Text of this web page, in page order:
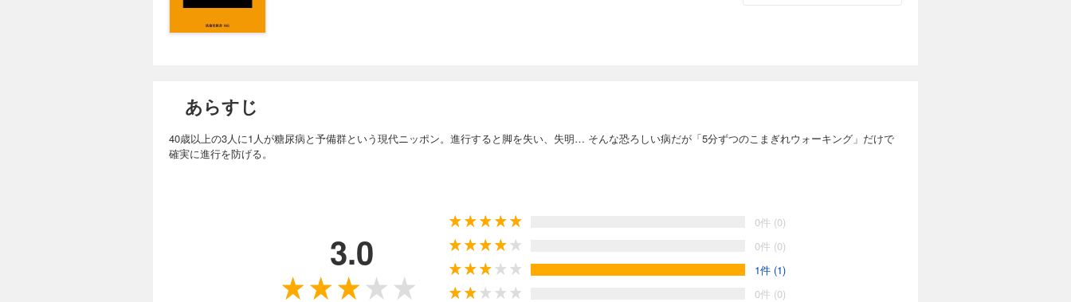
あらすじ
40歳以上の3人に1人が糖尿病と予備群という現代ニッポン。進行すると脚を失い、失明… そんな恐ろしい病だが「5分ずつのこまぎれウォーキング」だけで
確実に進行を防げる。
3.0
0件 (0)
0件 (0)
1件 (1)
0件 (0)